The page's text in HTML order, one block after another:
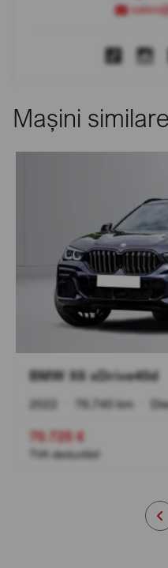
Mașini similare
BMW X6 xDrive40d
2022 76.740 km
70.725 €
TVA deductibil